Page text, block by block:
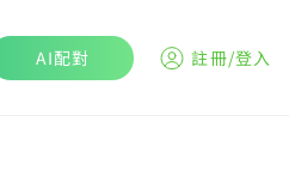
AI配對 註冊/登入